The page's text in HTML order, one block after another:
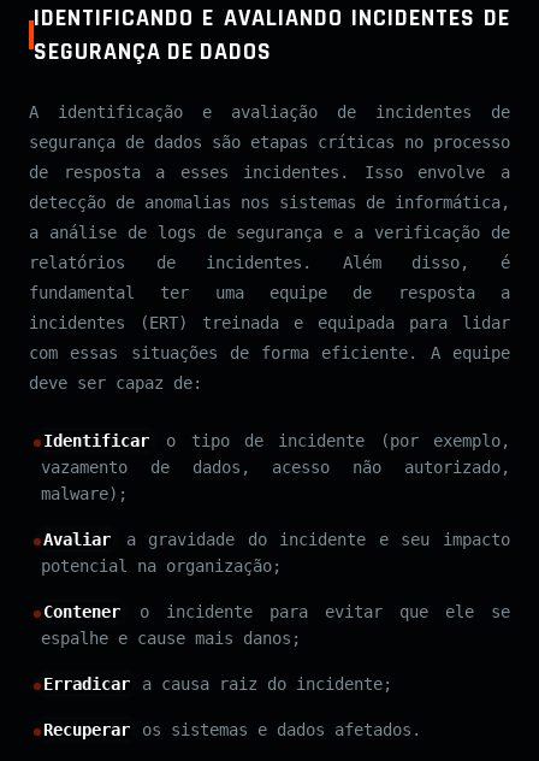
IDENTIFICANDO E AVALIANDO INCIDENTES DE
SEGURANÇA DE DADOS
A identificação e avaliação de incidentes de
segurança de dados são etapas críticas no processo
de resposta a esses incidentes. Isso envolve a
detecção de anomalias nos sistemas de informática,
a análise de logs de segurança e a verificação de
relatórios de incidentes. Além disso, é
fundamental ter uma equipe de resposta a
incidentes (ERT) treinada e equipada para lidar
com essas situações de forma eficiente. A equipe
deve ser capaz de:
Identificar
o tipo de incidente (por exemplo,
vazamento de dados, acesso não autorizado,
malware);
Avaliar
a gravidade do incidente e seu impacto
potencial na organização;
Contener
o incidente para evitar que ele se
espalhe e cause mais danos;
Erradicar a causa raiz do incidente;
Recuperar os sistemas e dados afetados.